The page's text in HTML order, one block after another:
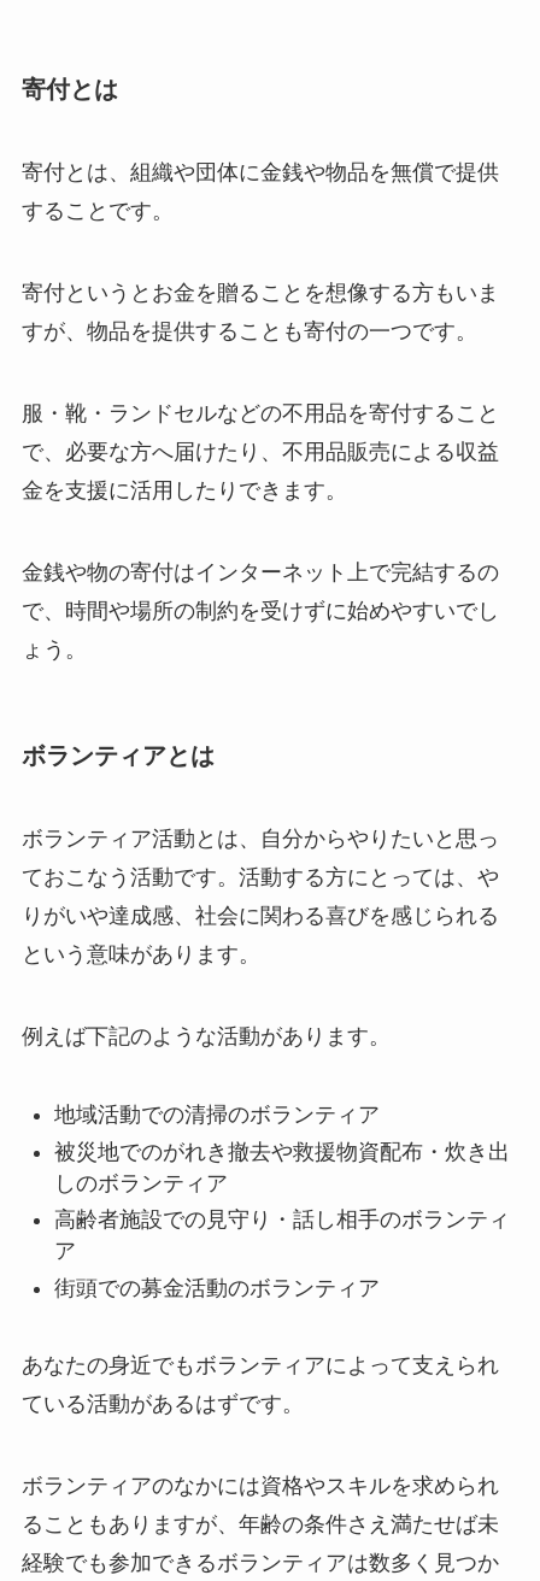
寄付とは
寄付とは、組織や団体に金銭や物品を無償で提供
することです。
寄付というとお金を贈ることを想像する方もいま
すが、物品を提供することも寄付の一つです。
服・靴・ランドセルなどの不用品を寄付すること
で、必要な方へ届けたり、不用品販売による収益
金を支援に活用したりできます。
金銭や物の寄付はインターネット上で完結するの
で、時間や場所の制約を受けずに始めやすいでし
ょう。
ボランティアとは
ボランティア活動とは、自分からやりたいと思っ
ておこなう活動です。活動する方にとっては、や
りがいや達成感、社会に関わる喜びを感じられる
という意味があります。
例えば下記のような活動があります。
地域活動での清掃のボランティア
被災地でのがれき撤去や救援物資配布・炊き出
しのボランティア
高齢者施設での見守り・話し相手のボランティ
ア
街頭での募金活動のボランティア
あなたの身近でもボランティアによって支えられ
ている活動があるはずです。
ボランティアのなかには資格やスキルを求められ
ることもありますが、年齢の条件さえ満たせば未
経験でも参加できるボランティアは数多く見つか